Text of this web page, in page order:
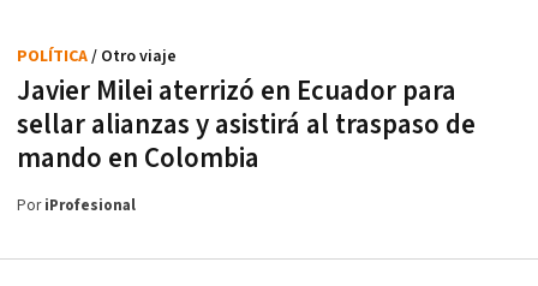
Javier Milei aterrizó en Ecuador para
sellar alianzas y asistirá al traspaso de
mando en Colombia
POLÍTICA/ Otro viaje
PoriProfesional